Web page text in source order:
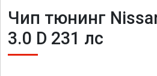
Чип тюнинг
3.0 D 231 лс